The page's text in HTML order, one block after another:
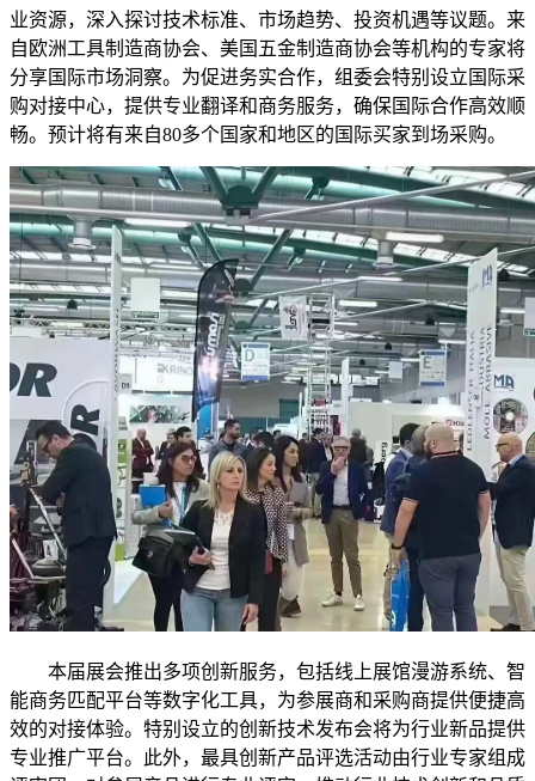
业资源，深入探讨技术标准、市场趋势、投资机遇等议题。来
自欧洲工具制造商协会、美国五金制造商协会等机构的专家将
分享国际市场洞察。为促进务实合作，组委会特别设立国际采
购对接中心，提供专业翻译和商务服务，确保国际合作高效顺
畅。预计将有来自80多个国家和地区的国际买家到场采购。
本届展会推出多项创新服务，包括线上展馆漫游系统、智
能商务匹配平台等数字化工具，为参展商和采购商提供便捷高
效的对接体验。特别设立的创新技术发布会将为行业新品提供
专业推广平台。此外，最具创新产品评选活动由行业专家组成